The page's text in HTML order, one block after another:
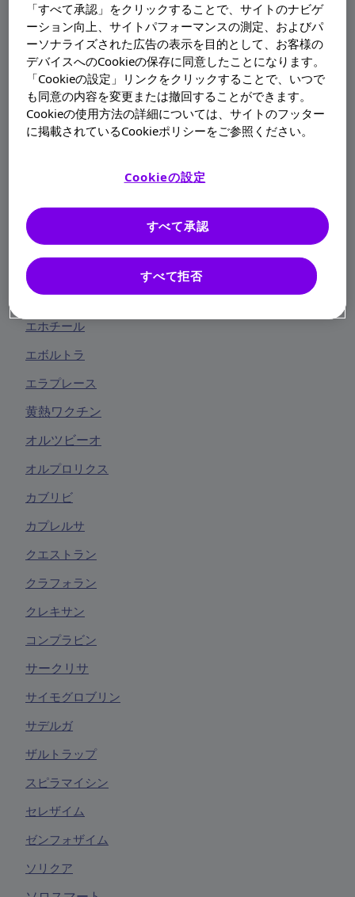
お問い合わせ
新規登録
受信メールの変更・停止
薬剤師の方
ログイン
アマリール
アラバ
アレグラ
アンカロン
イタンゴ
インスリン アスパルト BS注
インスリン リスプロ BS注
インタール
エフルエルダ
エホチール
エボルトラ
エラプレース
黄熱ワクチン
オルツビーオ
オルプロリクス
カブリビ
カプレルサ
クエストラン
クラフォラン
クレキサン
コンプラビン
サークリサ
サイモグロブリン
サデルガ
ザルトラップ
スピラマイシン
セレザイム
ゼンフォザイム
ソリクア
「すべて承認」をクリックすることで、サイトのナビゲ
ーション向上、サイトパフォーマンスの測定、およびパ
ーソナライズされた広告の表示を目的として、お客様の
デバイスへのCookieの保存に同意したことになります。
「Cookieの設定」リンクをクリックすることで、いつで
も同意の内容を変更または撤回することができます。
Cookieの使用方法の詳細については、サイトのフッター
に掲載されているCookieポリシーをご参照ください。
Cookieの設定
すべて拒否
すべて承認